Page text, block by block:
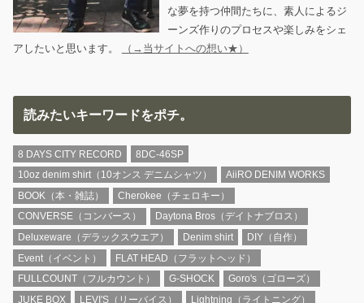
な夢を持つ仲間たちに、素人によるジ
ーンズ作りのプロセスや楽しみをシェ
アしたいと思います。
（→当サイトへの想い★）
読みたいキーワードをポチ。
8 DAYS CITY RECORD
8DC-46SP
10oz denim shirt（10オンス デニムシャツ）
AiiRO DENIM WORKS
BOOK（本・雑誌）
Cherokee（チェロキー）
CONVERSE（コンバース）
Daytona Bros（デイトナブロス）
Deluxeware（デラックスウエア）
Denim shirt
DIY（自作）
Event（イベント）
FLAT HEAD（フラットヘッド）
FULLCOUNT（フルカウント）
G-SHOCK
Goro's（ゴローズ）
JUKE BOX
LEVI'S（リーバイス）
Lightning（ライトニング）